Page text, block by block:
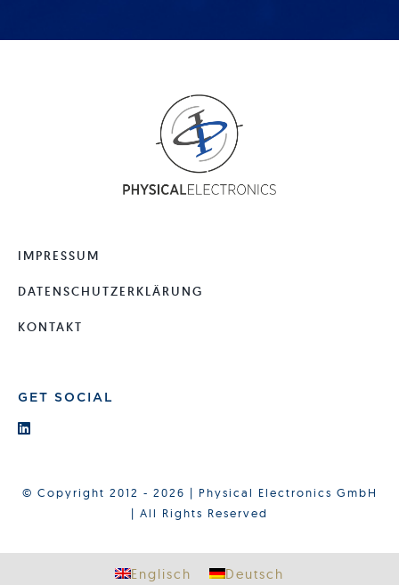
IMPRESSUM
DATENSCHUTZERKLÄRUNG
KONTAKT
GET SOCIAL
© Copyright 2012 - 2026 | Physical Electronics GmbH
| All Rights Reserved
Englisch Deutsch